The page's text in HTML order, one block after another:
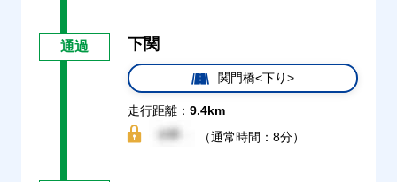
通過 下関
関門橋<下り>
走行距離： 9.4km
（通常時間：8分）